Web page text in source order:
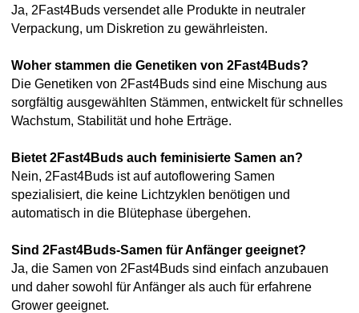
Ja, 2Fast4Buds versendet alle Produkte in neutraler
Verpackung, um Diskretion zu gewährleisten.
Woher stammen die Genetiken von 2Fast4Buds?
Die Genetiken von 2Fast4Buds sind eine Mischung aus
sorgfältig ausgewählten Stämmen, entwickelt für schnelles
Wachstum, Stabilität und hohe Erträge.
Bietet 2Fast4Buds auch feminisierte Samen an?
Nein, 2Fast4Buds ist auf autoflowering Samen
spezialisiert, die keine Lichtzyklen benötigen und
automatisch in die Blütephase übergehen.
Sind 2Fast4Buds-Samen für Anfänger geeignet?
Ja, die Samen von 2Fast4Buds sind einfach anzubauen
und daher sowohl für Anfänger als auch für erfahrene
Grower geeignet.